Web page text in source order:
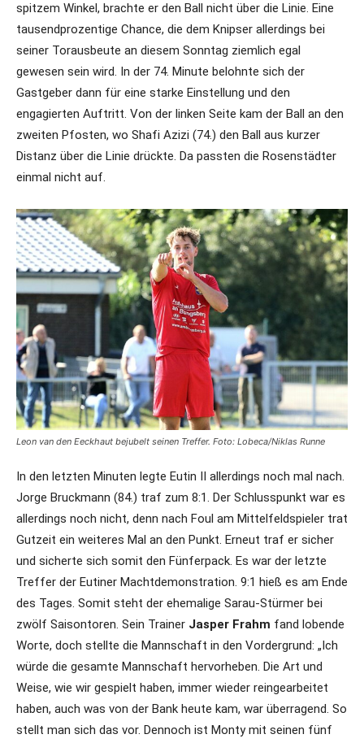
spitzem Winkel, brachte er den Ball nicht über die Linie. Eine
tausendprozentige Chance, die dem Knipser allerdings bei
seiner Torausbeute an diesem Sonntag ziemlich egal
gewesen sein wird. In der 74. Minute belohnte sich der
Gastgeber dann für eine starke Einstellung und den
engagierten Auftritt. Von der linken Seite kam der Ball an den
zweiten Pfosten, wo Shafi Azizi (74.) den Ball aus kurzer
Distanz über die Linie drückte. Da passten die Rosenstädter
einmal nicht auf.
Leon van den Eeckhaut bejubelt seinen Treffer. Foto: Lobeca/Niklas Runne
In den letzten Minuten legte Eutin II allerdings noch mal nach.
Jorge Bruckmann (84.) traf zum 8:1. Der Schlusspunkt war es
allerdings noch nicht, denn nach Foul am Mittelfeldspieler trat
Gutzeit ein weiteres Mal an den Punkt. Erneut traf er sicher
und sicherte sich somit den Fünferpack. Es war der letzte
Treffer der Eutiner Machtdemonstration. 9:1 hieß es am Ende
des Tages. Somit steht der ehemalige Sarau-Stürmer bei
zwölf Saisontoren. Sein Trainer Jasper Frahm fand lobende
Worte, doch stellte die Mannschaft in den Vordergrund: „Ich
würde die gesamte Mannschaft hervorheben. Die Art und
Weise, wie wir gespielt haben, immer wieder reingearbeitet
haben, auch was von der Bank heute kam, war überragend. So
stellt man sich das vor. Dennoch ist Monty mit seinen fünf